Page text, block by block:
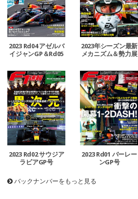
2023 Rd04 アゼルバ
イジャンGP＆Rd05
2023年シーズン最新
メカニズム＆勢力展
望号
2023 Rd02 サウジア
ラビアGP号
2023 Rd01 バーレー
ンGP号
バックナンバーをもっと見る